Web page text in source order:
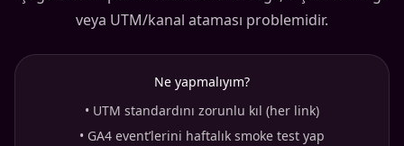
veya UTM/kanal ataması problemidir.
Ne yapmalıyım?
• UTM standardını zorunlu kıl (her link)
• GA4 event’lerini haftalık smoke test yap